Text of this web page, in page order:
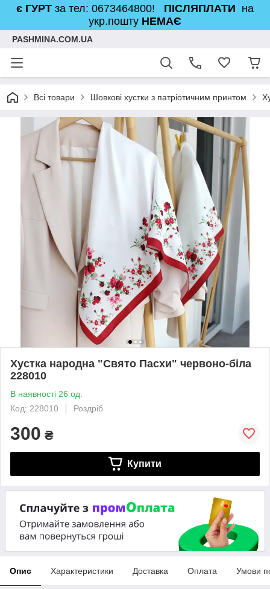
є ГУРТ за тел: 0673464800! ПІСЛЯПЛАТИ на
укр.пошту НЕМАЄ
PASHMINA.COM.UA
Всі товари Шовкові хустки з патріотичним принтом
Хустка народна "Свято Пасхи" червоно-біла
228010
В наявності 26 од.
Код: 228010
Роздріб
300 ₴
Купити
Опис Характеристики Доставка Оплата Умови